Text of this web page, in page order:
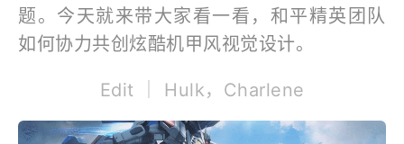
题。今天就来带大家看一看，和平精英团队
如何协力共创炫酷机甲风视觉设计。
Edit ｜ Hulk，Charlene